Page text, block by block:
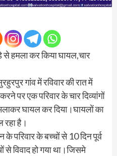
से हमला कर किया घायल,चार
गांव में रविवार की रात में
पर एक परिवार के चार दिव्यांगों
घायल कर दिया।घायलों का
रहा है।
के परिवार के बच्चों से 10 दिन पूर्व
से विवाद हो गया था।जिसमे